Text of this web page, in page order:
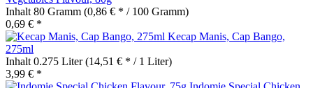
Inhalt 80 Gramm (0,86 € * / 100 Gramm)
0,69 € *
Kecap Manis, Cap Bango,
275ml
Inhalt 0.275 Liter(14,51 € * / 1 Liter)
3,99 € *